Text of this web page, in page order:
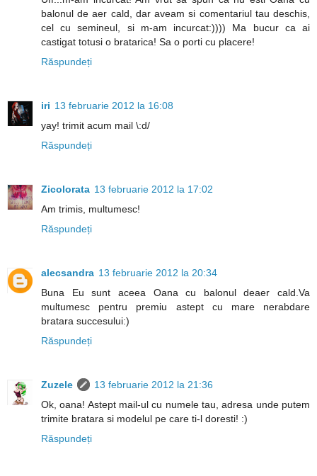
balonul de aer cald, dar aveam si comentariul tau deschis,
cel cu semineul, si m-am incurcat:)))) Ma bucur ca ai
castigat totusi o bratarica! Sa o porti cu placere!
Răspundeți
iri 13 februarie 2012 la 16:08
yay! trimit acum mail \:d/
Răspundeți
Zicolorata 13 februarie 2012 la 17:02
Am trimis, multumesc!
Răspundeți
alecsandra 13 februarie 2012 la 20:34
Buna Eu sunt aceea Oana cu balonul deaer cald.Va
multumesc pentru premiu astept cu mare nerabdare
bratara succesului:)
Răspundeți
Zuzele
13 februarie 2012 la 21:36
Ok, oana! Astept mail-ul cu numele tau, adresa unde putem
trimite bratara si modelul pe care ti-l doresti! :)
Răspundeți